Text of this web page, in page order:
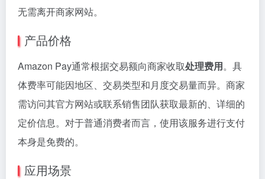
无需离开商家网站。
产品价格
Amazon Pay通常根据交易额向商家收取处理费用。具
体费率可能因地区、交易类型和月度交易量而异。商家
需访问其官方网站或联系销售团队获取最新的、详细的
定价信息。对于普通消费者而言，使用该服务进行支付
本身是免费的。
应用场景